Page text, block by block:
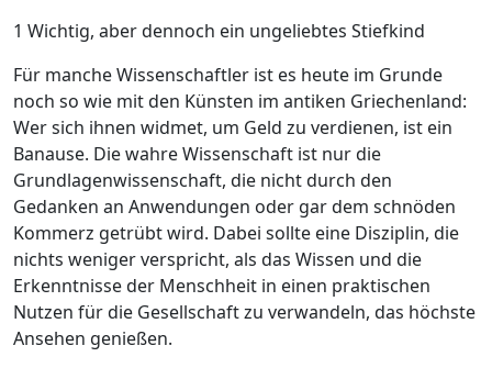
1 Wichtig, aber dennoch ein ungeliebtes Stiefkind
Für manche Wissenschaftler ist es heute im Grunde
noch so wie mit den Künsten im antiken Griechenland:
Wer sich ihnen widmet, um Geld zu verdienen, ist ein
Banause. Die wahre Wissenschaft ist nur die
Grundlagenwissenschaft, die nicht durch den
Gedanken an Anwendungen oder gar dem schnöden
Kommerz getrübt wird. Dabei sollte eine Disziplin, die
nichts weniger verspricht, als das Wissen und die
Erkenntnisse der Menschheit in einen praktischen
Nutzen für die Gesellschaft zu verwandeln, das höchste
Ansehen genießen.